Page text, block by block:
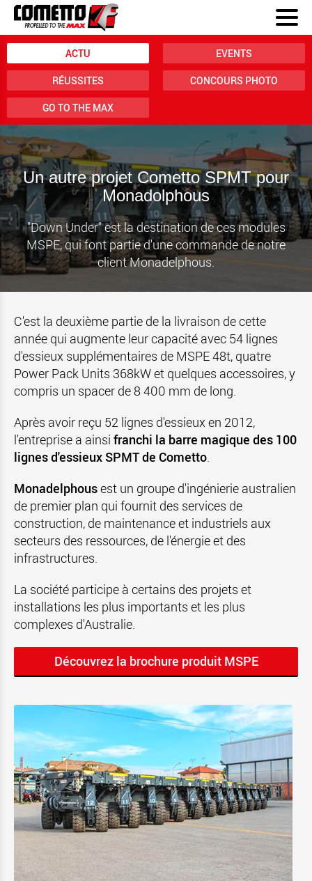
ACTU EVENTS
RÉUSSITES CONCOURS PHOTO
GO TO THE MAX
Un autre projet Cometto SPMT pour
Monadolphous
"Down Under" est la destination de ces modules
MSPE, qui font partie d'une commande de notre
client Monadelphous.
C'est la deuxième partie de la livraison de cette
année qui augmente leur capacité avec 54 lignes
d'essieux supplémentaires de MSPE 48t, quatre
Power Pack Units 368kW et quelques accessoires, y
compris un spacer de 8 400 mm de long.
Après avoir reçu 52 lignes d'essieux en 2012,
l'entreprise a ainsi franchi la barre magique des 100
lignes d'essieux SPMT de Cometto.
Monadelphousest un groupe d'ingénierie australien
de premier plan qui fournit des services de
construction, de maintenance et industriels aux
secteurs des ressources, de l'énergie et des
infrastructures.
La société participe à certains des projets et
installations les plus importants et les plus
complexes d'Australie.
Découvrez la brochure produit MSPE